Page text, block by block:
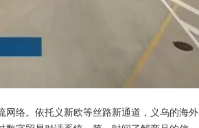
网络。依托义新欧等丝路新通道，义乌的海外